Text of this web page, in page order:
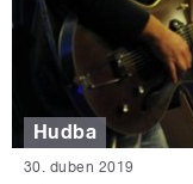
Hudba
30. duben 2019